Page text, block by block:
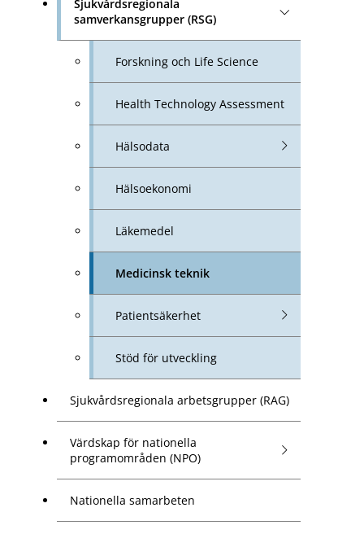
Sjukvårdsregionala
samverkansgrupper (RSG)
Forskning och Life Science
Health Technology Assessment
Hälsodata
Hälsoekonomi
Läkemedel
Medicinsk teknik
Patientsäkerhet
Stöd för utveckling
Sjukvårdsregionala arbetsgrupper (RAG)
Värdskap för nationella
programområden (NPO)
Nationella samarbeten